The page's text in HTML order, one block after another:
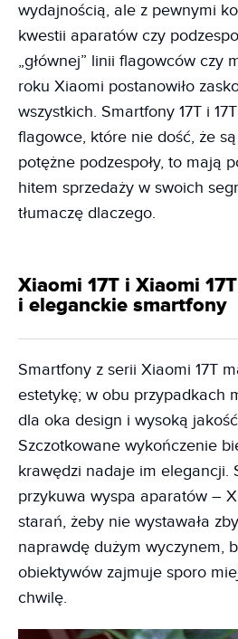
wydajnością, ale z pewnymi
kwestii aparatów czy
„głównej” linii flagowców czy
roku Xiaomi postanowiło
wszystkich. Smartfony 17T i
flagowce, które nie dość, że
potężne podzespoły, to mają
hitem sprzedaży w swoich
tłumaczę dlaczego.
Xiaomi 17T i Xiaomi
i eleganckie smartfony
Smartfony z serii Xiaomi 17T
estetykę; w obu przypadkach
dla oka design i wysoką
Szczotkowane wykończenie
krawędzi nadaje im elegancji.
przykuwa wyspa aparatów –
starań, żeby nie wystawała
naprawdę dużym wyczynem,
obiektywów zajmuje sporo
chwilę.